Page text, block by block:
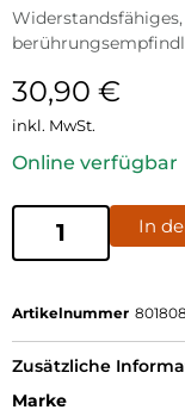
30,90 €
inkl. MwSt.
Online verfügbar
In
Artikelnummer
Zusätzliche
Marke